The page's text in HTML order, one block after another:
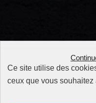
Ce site utilise des
ceux que vous souhaitez